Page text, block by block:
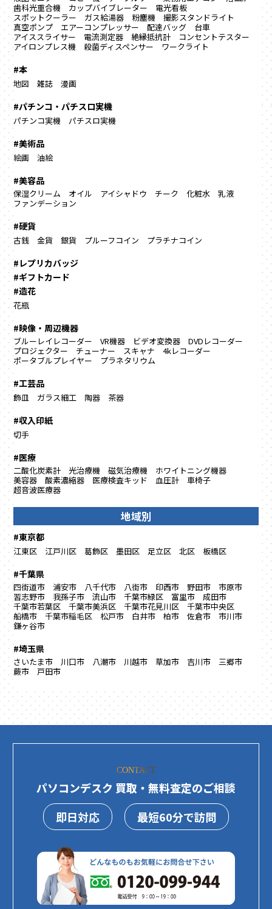
歯科光重合機
カップバイブレーター
電光看板
スポットクーラー
ガス給湯器 粉塵機
撮影スタンドライト
真空ポンプ
エアーコンプレッサー 配達バッグ
台車
アイススライサー
電流測定器 絶縁抵抗計
コンセントテスター
アイロンプレス機
殺菌ディスペンサー ワークライト
#本
地図 雑誌 漫画
#パチンコ・パチスロ実機
パチンコ実機 パチスロ実機
#美術品
絵画 油絵
#美容品
保湿クリーム オイル アイシャドウ チーク 化粧水
乳液
ファンデーション
#硬貨
古銭 金貨 銀貨 プルーフコイン プラチナコイン
#レプリカバッジ
#ギフトカード
#造花
花瓶
#映像・周辺機器
ブルーレイレコーダー VR機器 ビデオ変換器
DVDレコーダー
プロジェクター
チューナー スキャナ
4kレコーダー
ポータブルプレイヤー
プラネタリウム
#工芸品
飾皿 ガラス細工 陶器 茶器
#収入印紙
切手
#医療
二酸化炭素計 光治療機 磁気治療機
ホワイトニング機器
美容器
酸素濃縮器 医療検査キッド 血圧計
車椅子
超音波医療器
地域別
#東京都
江東区 江戸川区 葛飾区 墨田区 足立区 北区 板橋区
#千葉県
四街道市 浦安市 八千代市 八街市 印西市 野田市
市原市
習志野市
我孫子市 流山市 千葉市緑区 富里市
成田市
千葉市若葉区
千葉市美浜区 千葉市花見川区
千葉市中央区
船橋市
千葉市稲毛区 松戸市 白井市 柏市 佐倉市
市川市
鎌ヶ谷市
#埼玉県
さいたま市 川口市 八潮市 川越市 草加市 吉川市
三郷市
蕨市
戸田市
CONTACT
パソコンデスク 買取・無料査定のご相談
即日対応
最短60分で訪問